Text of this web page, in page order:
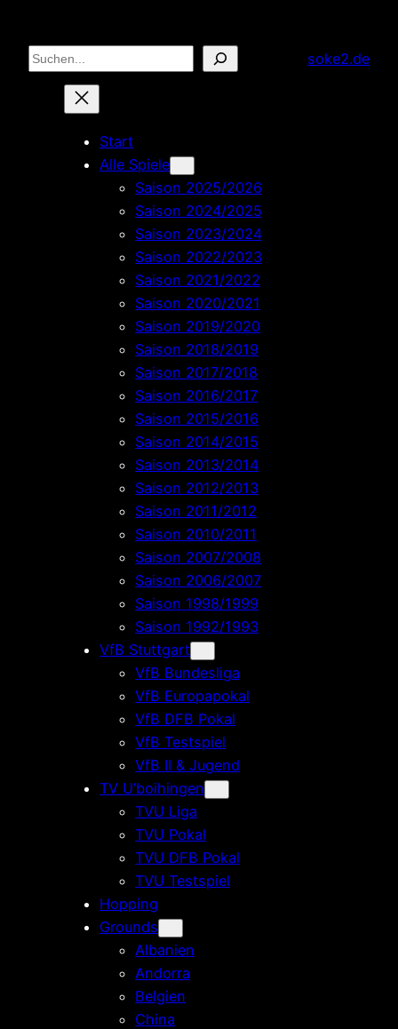
Inhalt
springen
Suchen soke2.de
Start
Alle Spiele
Saison 2025/2026
Saison 2024/2025
Saison 2023/2024
Saison 2022/2023
Saison 2021/2022
Saison 2020/2021
Saison 2019/2020
Saison 2018/2019
Saison 2017/2018
Saison 2016/2017
Saison 2015/2016
Saison 2014/2015
Saison 2013/2014
Saison 2012/2013
Saison 2011/2012
Saison 2010/2011
Saison 2007/2008
Saison 2006/2007
Saison 1998/1999
Saison 1992/1993
VfB Stuttgart
VfB Bundesliga
VfB Europapokal
VfB DFB Pokal
VfB Testspiel
VfB II & Jugend
TV U’boihingen
TVU Liga
TVU Pokal
TVU DFB Pokal
TVU Testspiel
Hopping
Grounds
Albanien
Andorra
Belgien
China